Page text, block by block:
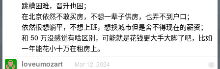
跳槽困难，晋升也困；
在北京依然不敢买房，不想一辈子供房，也弄不到户口；
依然很想躺平，不想上班，想换城市但是舍不得现在的薪资；
和 50 万没感觉有啥区别，可能就是花钱更大手大脚了吧，比如
一年能花小十万在租房上。
6
loveumozart Mar 12, 2024